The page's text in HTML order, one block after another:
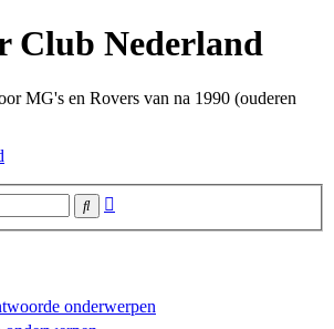
Club Nederland
MG's en Rovers van na 1990 (ouderen
Zoek
onderwerpen